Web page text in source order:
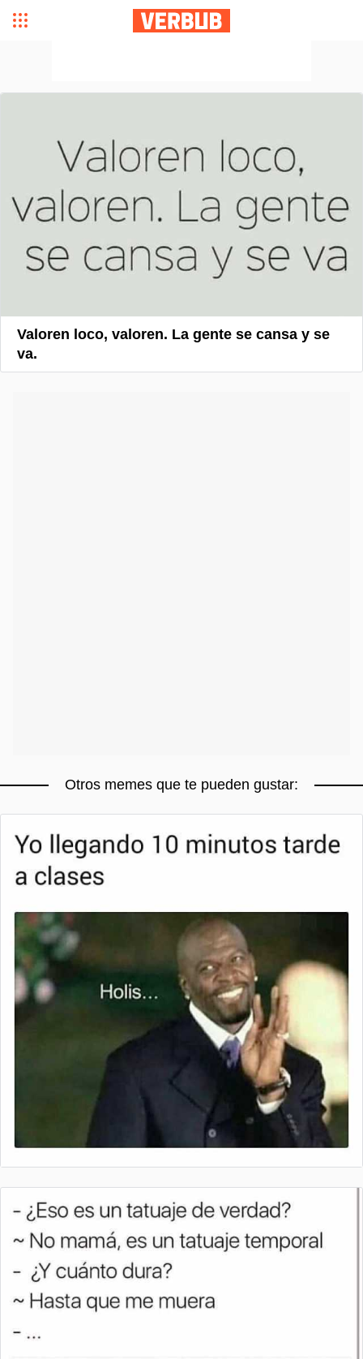
Valoren loco, valoren. La gente se cansa y se
va.
Otros memes que te pueden gustar: